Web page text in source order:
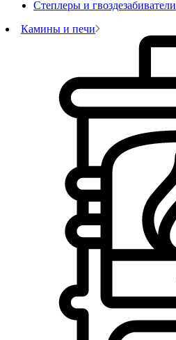
Степлеры и гвоздезабиватели
Камины и печи